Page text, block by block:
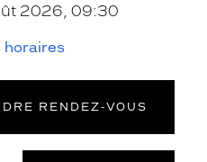
2026, 09:30
horaires
RENDEZ‑VOUS